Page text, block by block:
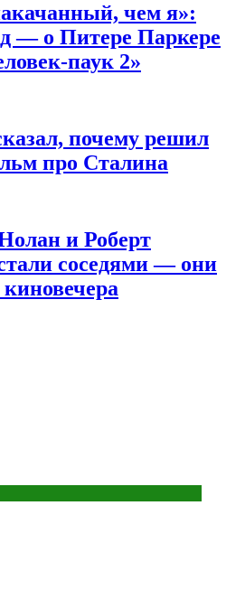
чем я»:
— о Питере Паркере
паук 2»
почему решил
про Сталина
и Роберт
соседями — они